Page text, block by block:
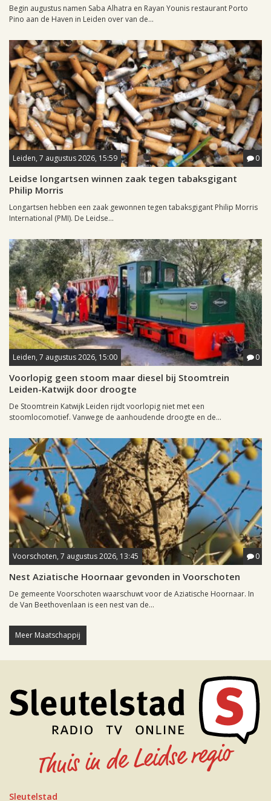
Begin augustus namen Saba Alhatra en Rayan Younis restaurant Porto
Pino aan de Haven in Leiden over van de...
Leiden, 7 augustus 2026, 15:59 0
Leidse longartsen winnen zaak tegen tabaksgigant
Philip Morris
Longartsen hebben een zaak gewonnen tegen tabaksgigant Philip Morris
International (PMI). De Leidse...
Leiden, 7 augustus 2026, 15:00 0
Voorlopig geen stoom maar diesel bij Stoomtrein
Leiden-Katwijk door droogte
De Stoomtrein Katwijk Leiden rijdt voorlopig niet met een
stoomlocomotief. Vanwege de aanhoudende droogte en de...
Voorschoten, 7 augustus 2026, 13:45 0
Nest Aziatische Hoornaar gevonden in Voorschoten
De gemeente Voorschoten waarschuwt voor de Aziatische Hoornaar. In
de Van Beethovenlaan is een nest van de...
Meer Maatschappij
Sleutelstad